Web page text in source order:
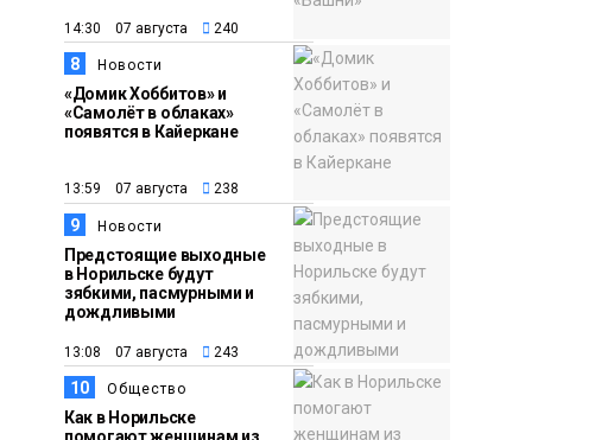
14:30 07 августа 240
8 Новости
«Домик Хоббитов» и
«Самолёт в облаках»
появятся в Кайеркане
13:59 07 августа 238
9 Новости
Предстоящие выходные
в Норильске будут
зябкими, пасмурными и
дождливыми
13:08 07 августа 243
10 Общество
Как в Норильске
помогают женщинам из